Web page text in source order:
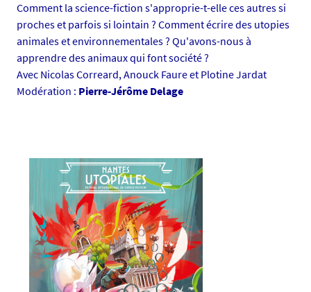
Comment la science-fiction s'approprie-t-elle ces autres si
proches et parfois si lointain ? Comment écrire des utopies
animales et environnementales ? Qu'avons-nous à
apprendre des animaux qui font société ?
Avec Nicolas Correard, Anouck Faure et Plotine Jardat
Modération : Pierre-Jérôme Delage